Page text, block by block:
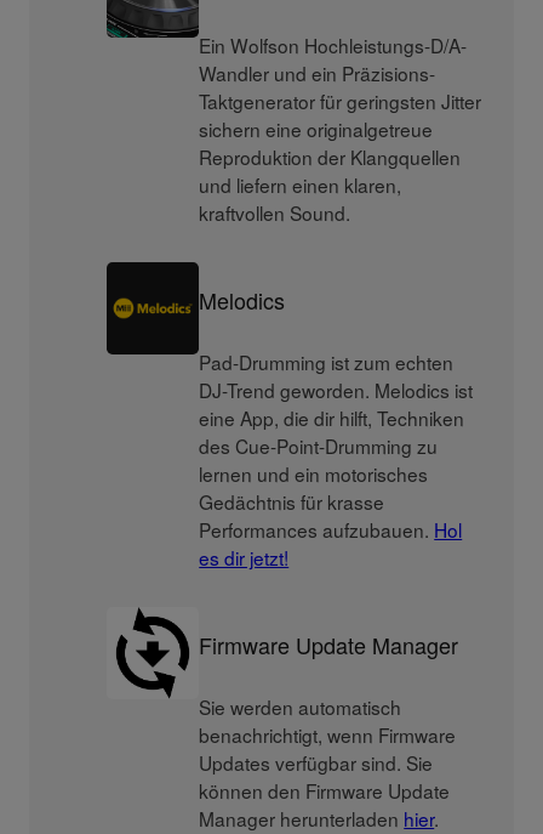
Ein Wolfson Hochleistungs-D/A-
Wandler und ein Präzisions-
Taktgenerator für geringsten Jitter
sichern eine originalgetreue
Reproduktion der Klangquellen
und liefern einen klaren,
kraftvollen Sound.
Melodics
Pad-Drumming ist zum echten
DJ-Trend geworden. Melodics ist
eine App, die dir hilft, Techniken
des Cue-Point-Drumming zu
lernen und ein motorisches
Gedächtnis für krasse
Performances aufzubauen. Hol
es dir jetzt!
Firmware Update Manager
Sie werden automatisch
benachrichtigt, wenn Firmware
Updates verfügbar sind. Sie
können den Firmware Update
Manager herunterladen hier.